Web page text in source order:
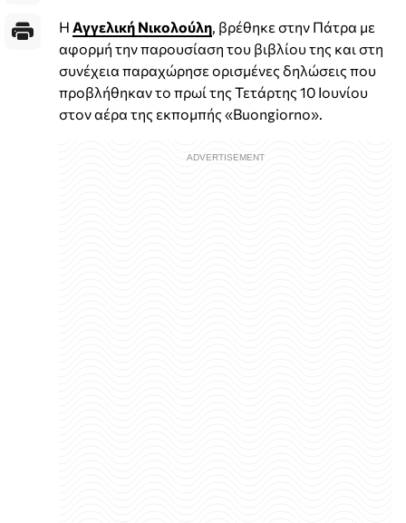
Η Αγγελική Νικολούλη, βρέθηκε στην Πάτρα με
αφορμή την παρουσίαση του βιβλίου της και στη
συνέχεια παραχώρησε ορισμένες δηλώσεις που
προβλήθηκαν το πρωί της Τετάρτης 10 Ιουνίου
στον αέρα της εκπομπής «Buongiorno».